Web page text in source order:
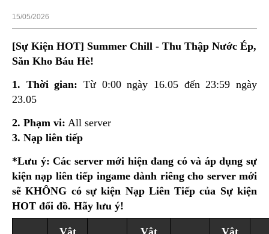
15/05/2026
[Sự Kiện HOT] Summer Chill - Thu Thập Nước Ép,
Săn Kho Báu Hè!
1. Thời gian: Từ 0:00 ngày 16.05 đến 23:59 ngày
23.05
2. Phạm vi: All server
3. Nạp liên tiếp
*Lưu ý: Các server mới hiện đang có và áp dụng sự
kiện nạp liên tiếp ingame dành riêng cho server mới
sẽ KHÔNG có sự kiện Nạp Liên Tiếp của Sự kiện
HOT đổi đồ. Hãy lưu ý!
Vật
Vật
Vật